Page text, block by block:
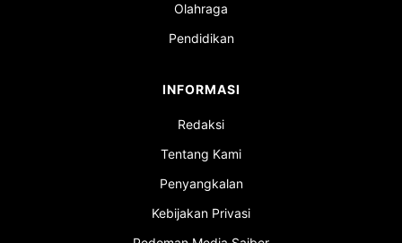
Olahraga
Pendidikan
INFORMASI
Redaksi
Tentang Kami
Penyangkalan
Kebijakan Privasi